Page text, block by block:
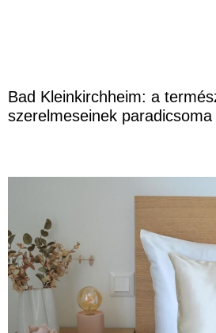
Bad Kleinkirchheim: a
szerelmeseinek paradicsoma